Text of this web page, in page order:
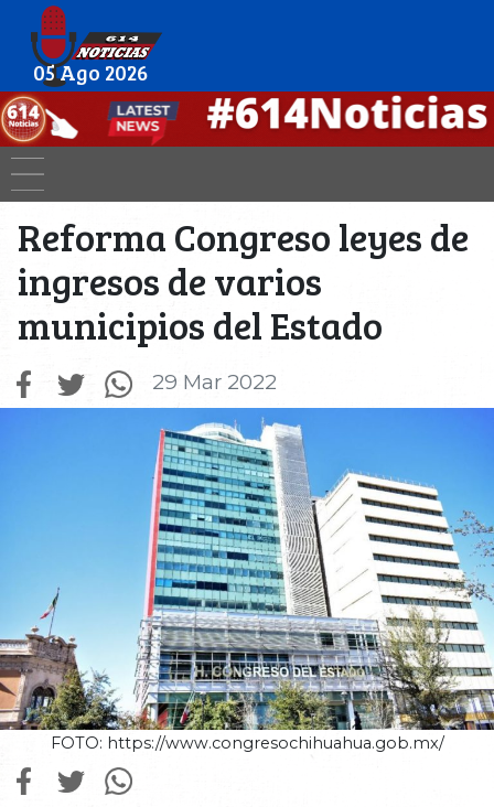
05 Ago 2026
Reforma Congreso leyes de
ingresos de varios
municipios del Estado
29 Mar 2022
FOTO: https://www.congresochihuahua.gob.mx/